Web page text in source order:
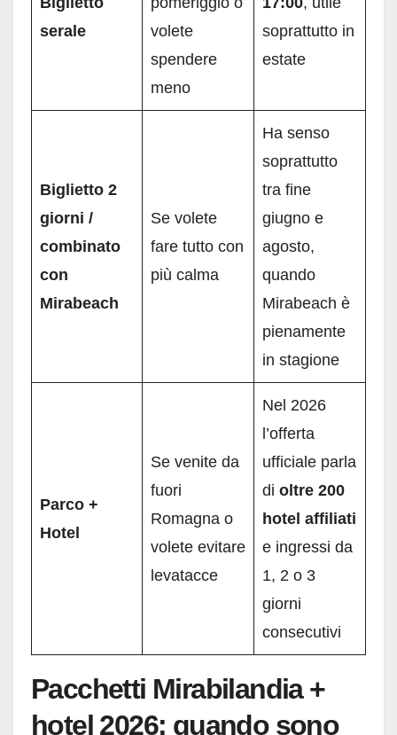
serale
volete
spendere
meno
soprattutto in
estate
Biglietto 2
giorni /
combinato
con
Mirabeach
Se volete
fare tutto con
più calma
Ha senso
soprattutto
tra fine
giugno e
agosto,
quando
Mirabeach è
pienamente
in stagione
Parco +
Hotel
Se venite da
fuori
Romagna o
volete evitare
levatacce
Nel 2026
l’offerta
ufficiale parla
di oltre 200
hotel affiliati
e ingressi da
1, 2 o 3
giorni
consecutivi
Pacchetti Mirabilandia +
hotel 2026: quando sono